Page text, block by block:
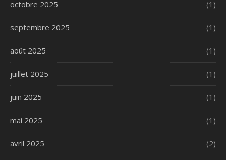
octobre 2025 (1)
septembre 2025 (1)
août 2025 (1)
juillet 2025 (1)
juin 2025 (1)
mai 2025 (1)
avril 2025 (2)